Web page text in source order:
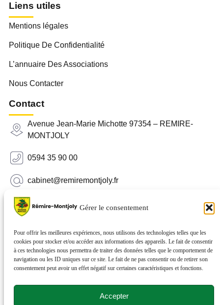
Gérer le consentement
Pour offrir les meilleures expériences, nous utilisons des technologies telles que les
cookies pour stocker et/ou accéder aux informations des appareils. Le fait de consentir
à ces technologies nous permettra de traiter des données telles que le comportement de
navigation ou les ID uniques sur ce site. Le fait de ne pas consentir ou de retirer son
consentement peut avoir un effet négatif sur certaines caractéristiques et fonctions.
Accepter
Liens utiles
Mentions légales
Politique De Confidentialité
L’annuaire Des Associations
Nous Contacter
Contact
Avenue Jean-Marie Michotte 97354 – REMIRE-
MONTJOLY
0594 35 90 00
cabinet@remiremontjoly.fr
Newsletter
nouvelles de votre commune.